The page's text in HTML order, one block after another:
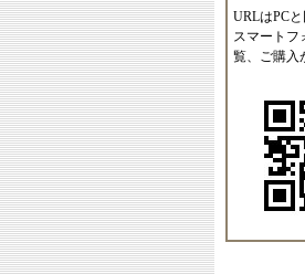
URLはPCと
スマートフ
覧、ご購入